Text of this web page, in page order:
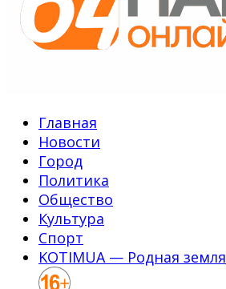
Главная
Новости
Город
Политика
Общество
Культура
Спорт
KOTIMUA — Родная земля